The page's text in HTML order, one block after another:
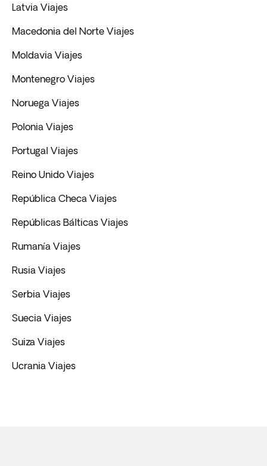
Latvia Viajes
Macedonia del Norte Viajes
Moldavia Viajes
Montenegro Viajes
Noruega Viajes
Polonia Viajes
Portugal Viajes
Reino Unido Viajes
República Checa Viajes
Repúblicas Bálticas Viajes
Rumanía Viajes
Rusia Viajes
Serbia Viajes
Suecia Viajes
Suiza Viajes
Ucrania Viajes